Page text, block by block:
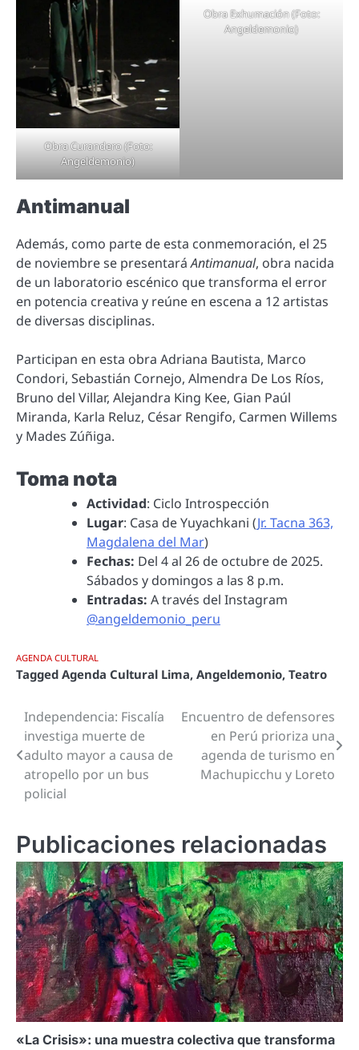
Obra Curandero (Foto:
Angeldemonio)
Obra Exhumación (Foto:
Angeldemonio)
Antimanual
Además, como parte de esta conmemoración, el 25
de noviembre se presentaráAntimanual, obra nacida
de un laboratorio escénico que transforma el error
en potencia creativa y reúne en escena a 12 artistas
de diversas disciplinas.
Participan en esta obra Adriana Bautista, Marco
Condori, Sebastián Cornejo, Almendra De Los Ríos,
Bruno del Villar, Alejandra King Kee, Gian Paúl
Miranda, Karla Reluz, César Rengifo, Carmen Willems
y Mades Zúñiga.
Toma nota
Actividad: Ciclo Introspección
Lugar: Casa de Yuyachkani (Jr. Tacna 363,
Magdalena del Mar)
Fechas: Del 4 al 26 de octubre de 2025.
Sábados y domingos a las 8 p.m.
Entradas: A través del Instagram
@angeldemonio_peru
AGENDA CULTURAL
Tagged Agenda Cultural Lima, Angeldemonio, Teatro
Navegación
de
entradas
Independencia: Fiscalía
investiga muerte de
adulto mayor a causa de
atropello por un bus
policial
Encuentro de defensores
en Perú prioriza una
agenda de turismo en
Machupicchu y Loreto
Publicaciones relacionadas
«La Crisis»: una muestra colectiva que transforma